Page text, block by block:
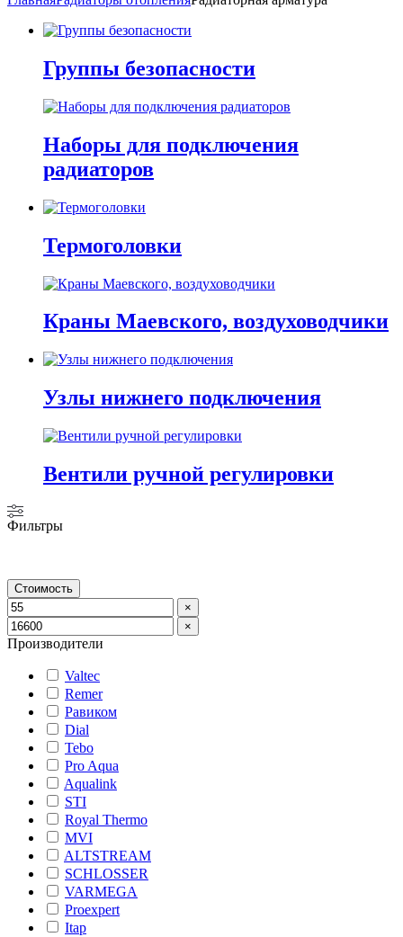
Группы безопасности
Наборы для подключения
радиаторов
Термоголовки
Краны Маевского, воздуховодчики
Узлы нижнего подключения
Вентили ручной регулировки
Фильтры
Стоимость
×
×
Производители
Valtec
Remer
Равиком
Dial
Tebo
Pro Aqua
Aqualink
STI
Royal Thermo
MVI
ALTSTREAM
SCHLOSSER
VARMEGA
Proexpert
Itap